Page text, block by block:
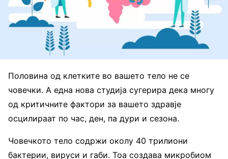
Половина од клетките во вашето тело не се
човечки. А една нова студија сугерира дека многу
од критичните фактори за вашето здравје
осцилираат по час, ден, па дури и сезона.
Човечкото тело содржи околу 40 трилиони
бактерии, вируси и габи. Тоа создава микробиом